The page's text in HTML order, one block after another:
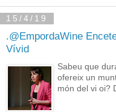
15/4/19
.@EmpordaWine
Vívid
Sabeu que
ofereix un
món del vi oi?